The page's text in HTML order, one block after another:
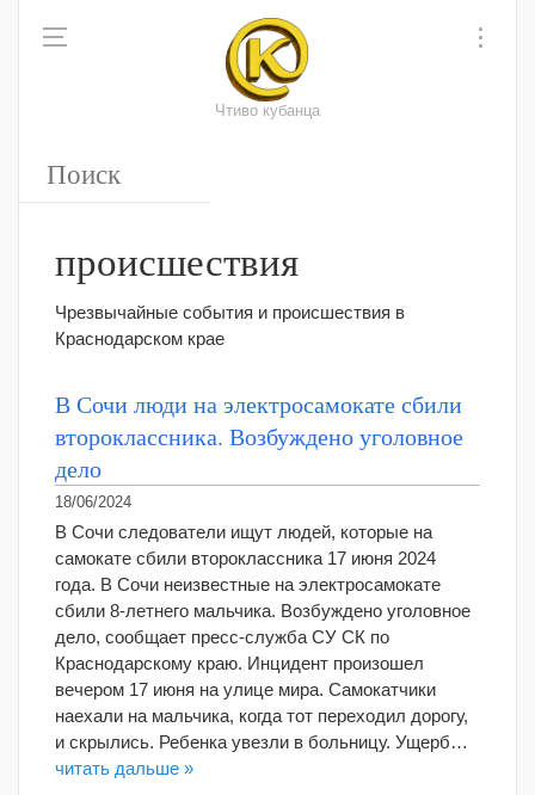
Чтиво кубанца
происшествия
Чрезвычайные события и происшествия в
Краснодарском крае
В Сочи люди на электросамокате сбили
второклассника. Возбуждено уголовное
дело
18/06/2024
В Сочи следователи ищут людей, которые на
самокате сбили второклассника 17 июня 2024
года. В Сочи неизвестные на электросамокате
сбили 8-летнего мальчика. Возбуждено уголовное
дело, сообщает пресс-служба СУ СК по
Краснодарскому краю. Инцидент произошел
вечером 17 июня на улице мира. Самокатчики
наехали на мальчика, когда тот переходил дорогу,
и скрылись. Ребенка увезли в больницу. Ущерб…
читать дальше »